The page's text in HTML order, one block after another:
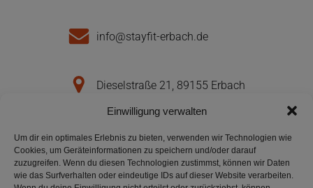
Einwilligung verwalten
Um dir ein optimales Erlebnis zu bieten, verwenden wir Technologien wie
Cookies, um Geräteinformationen zu speichern und/oder darauf
zuzugreifen. Wenn du diesen Technologien zustimmst, können wir Daten
wie das Surfverhalten oder eindeutige IDs auf dieser Website verarbeiten.
info@stayfit-erbach.de
Dieselstraße 21, 89155 Erbach